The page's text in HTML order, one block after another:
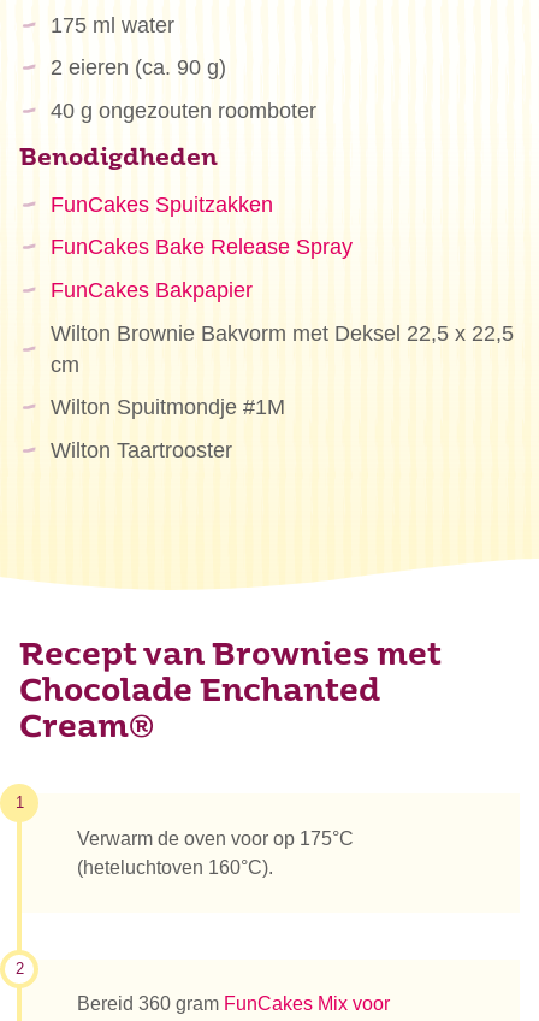
175 ml water
2 eieren (ca. 90 g)
40 g ongezouten roomboter
Benodigdheden
FunCakes Spuitzakken
FunCakes Bake Release Spray
FunCakes Bakpapier
Wilton Brownie Bakvorm met Deksel 22,5 x 22,5
cm
Wilton Spuitmondje #1M
Wilton Taartrooster
Recept van Brownies met
Chocolade Enchanted
Cream®
1
Verwarm de oven voor op 175°C
(heteluchtoven 160°C).
2
Bereid 360 gram FunCakes Mix voor